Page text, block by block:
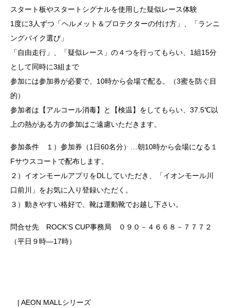
スタート板やスタートシグナルを使用した疑似レース体験
1度に3人ずつ「ヘルメット＆プロテクターの付け方」、「ランニ
ングバイク選び」
「自由走行」、「疑似レース」の４つを行ってもらい、1組15分
として同時に3組まで
参加には参加券が必要で、10時から会場で配る。（3蜜を防ぐ目
的）
参加者は【アルコール消毒】と【検温】をしてもらい、37.5℃以
上の熱がある方の参加はご遠慮いただきます。
参加条件 １）参加券（1日60名分）…朝10時から会場になる１
Fサウスコートで配布します。
２）イオンモールアプリをDLしていただき、「イオンモール川
口前川」をお気に入り登録いただく。
３）動きやすい格好で、靴は運動靴でお越し下さい。
問合せ先 ROCK’S CUP事務局 ０９０－４６６８－７７７２
（平日９時―17時）
| AEON MALLシリーズ